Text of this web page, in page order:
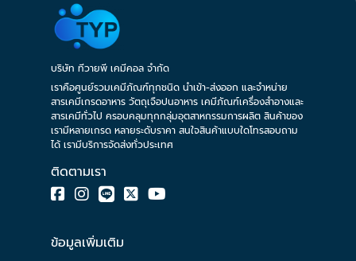
บริษัท ทีวายพี เคมีคอล จำกัด
เราคือศูนย์รวมเคมีภัณฑ์ทุกชนิด นำเข้า-ส่งออก และจำหน่าย
สารเคมีเกรดอาหาร วัตถุเจือปนอาหาร เคมีภัณฑ์เครื่องสำอางและ
สารเคมีทั่วไป ครอบคลุมทุกกลุ่มอุตสาหกรรมการผลิต สินค้าของ
เรามีหลายเกรด หลายระดับราคา สนใจสินค้าแบบใดโทรสอบถาม
ได้ เรามีบริการจัดส่งทั่วประเทศ
ติดตามเรา
ข้อมูลเพิ่มเติม